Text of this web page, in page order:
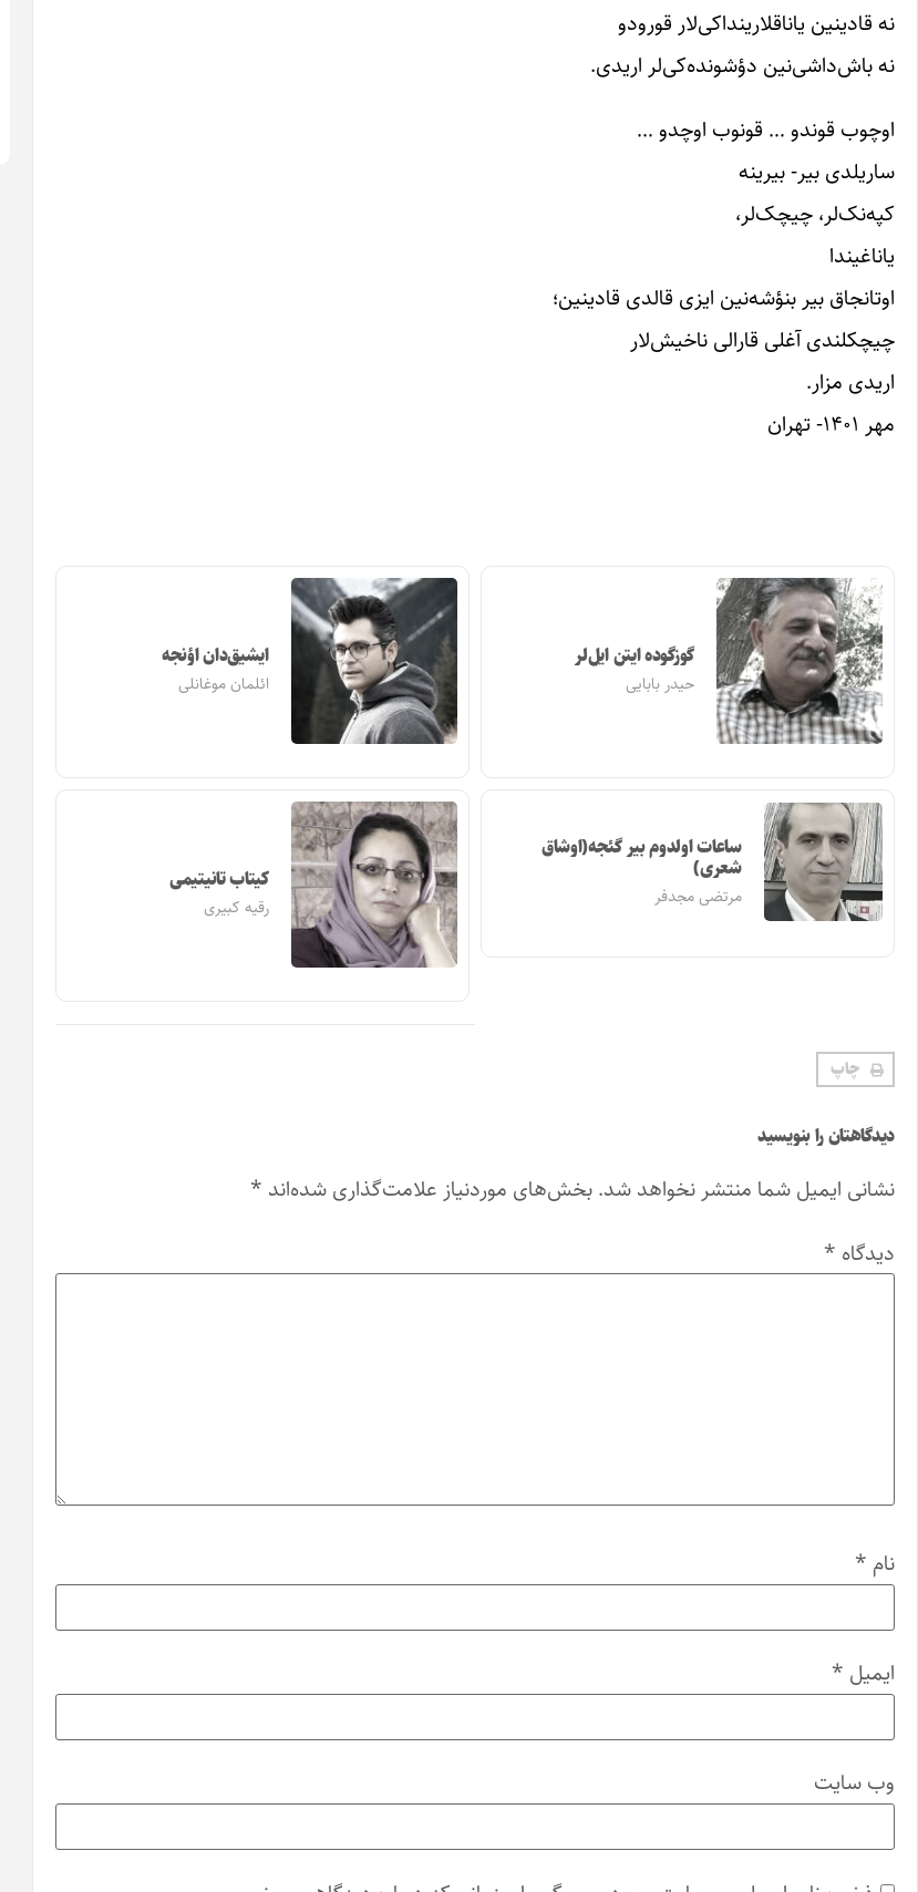
نه قادینین یاناقلارینداکی‌لار قورودو
نه باش‌داشی‌نین دؤشونده‌کی‌لر اریدی.
اوچوب قوندو … قونوب اوچدو …
ساریلدی بیر- بیرینه
کپه‌نک‌لر، چیچک‌لر،
یاناغیندا
اوتانجاق بیر بنؤشه‌نین ایزی قالدی قادینین؛
چیچکلندی آغلی قارالی ناخیش‌لار
اریدی مزار.
مهر ۱۴۰۱- تهران
گوزگوده ایتن ایل‌لر
حیدر بابایی
ایشیق‌دان اؤنجه
ائلمان موغانلی
ساعات اولدوم بیر گئجه(اوشاق
شعری)
مرتضی مجدفر
کیتاب تانیتیمی
رقیه کبیری
چاپ
دیدگاهتان را بنویسید
نشانی ایمیل شما منتشر نخواهد شد. بخش‌های موردنیاز علامت‌گذاری شده‌اند *
دیدگاه *
نام *
ایمیل *
وب‌ سایت